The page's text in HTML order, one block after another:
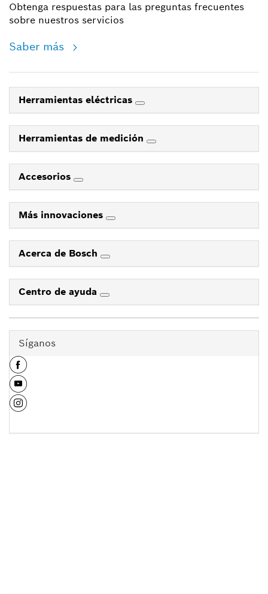
Obtenga respuestas para las preguntas frecuentes
sobre nuestros servicios
Saber más
Herramientas eléctricas
Herramientas de medición
Accesorios
Más innovaciones
Acerca de Bosch
Centro de ayuda
Síganos